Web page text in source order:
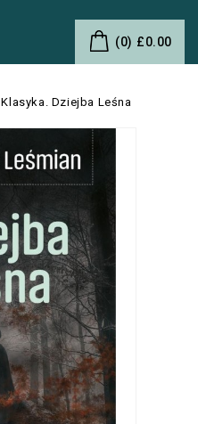
(0) £0.00
Klasyka. Dziejba Leśna